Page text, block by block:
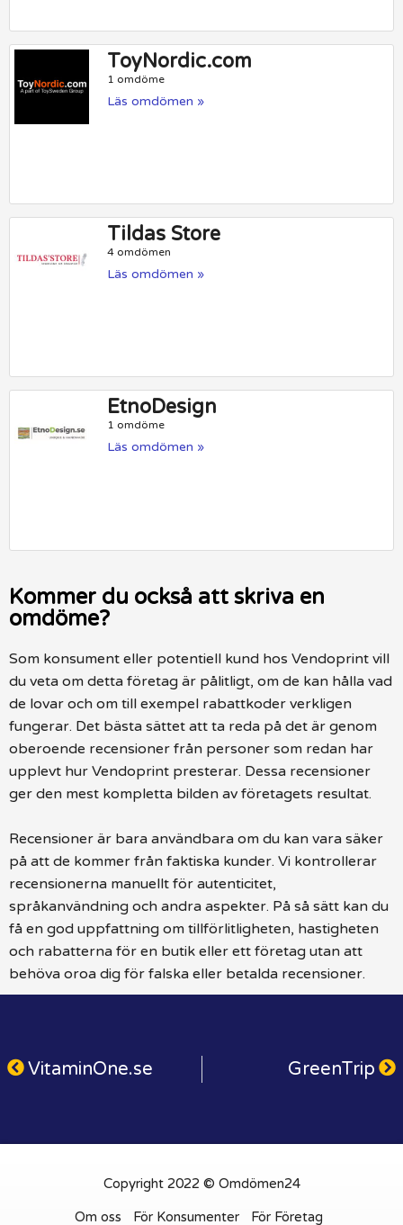
ToyNordic.com
1 omdöme
Läs omdömen »
Tildas Store
4 omdömen
Läs omdömen »
EtnoDesign
1 omdöme
Läs omdömen »
Kommer du också att skriva en
omdöme?
Som konsument eller potentiell kund hos Vendoprint vill
du veta om detta företag är pålitligt, om de kan hålla vad
de lovar och om till exempel rabattkoder verkligen
fungerar. Det bästa sättet att ta reda på det är genom
oberoende recensioner från personer som redan har
upplevt hur Vendoprint presterar. Dessa recensioner
ger den mest kompletta bilden av företagets resultat.
Recensioner är bara användbara om du kan vara säker
på att de kommer från faktiska kunder. Vi kontrollerar
recensionerna manuellt för autenticitet,
språkanvändning och andra aspekter. På så sätt kan du
få en god uppfattning om tillförlitligheten, hastigheten
och rabatterna för en butik eller ett företag utan att
behöva oroa dig för falska eller betalda recensioner.
VitaminOne.se GreenTrip
Copyright 2022 © Omdömen24
Om oss För Konsumenter För Företag